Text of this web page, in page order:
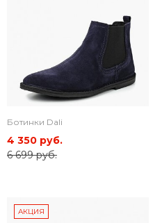
Ботинки Dali
4 350 руб.
6 699 руб.
АКЦИЯ